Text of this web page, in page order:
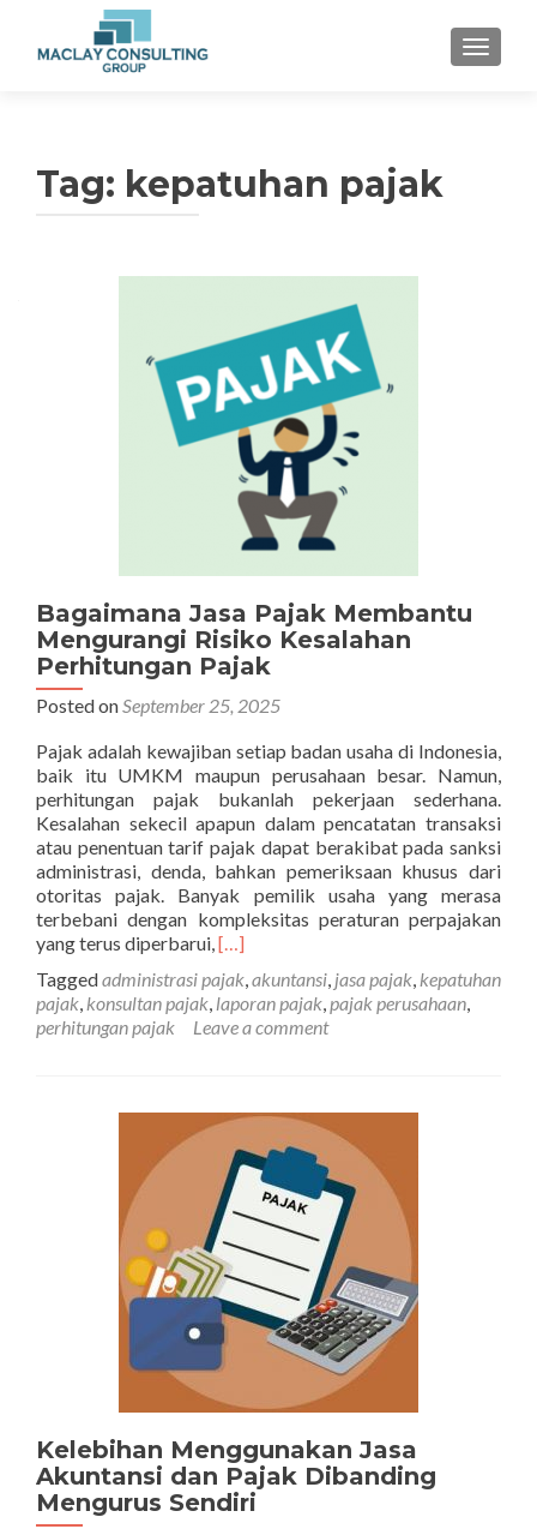
Tag: kepatuhan pajak
Bagaimana Jasa Pajak Membantu
Mengurangi Risiko Kesalahan
Perhitungan Pajak
Posted onSeptember 25, 2025
Pajak adalah kewajiban setiap badan usaha di Indonesia,
baik itu UMKM maupun perusahaan besar. Namun,
perhitungan pajak bukanlah pekerjaan sederhana.
Kesalahan sekecil apapun dalam pencatatan transaksi
atau penentuan tarif pajak dapat berakibat pada sanksi
administrasi, denda, bahkan pemeriksaan khusus dari
otoritas pajak. Banyak pemilik usaha yang merasa
terbebani dengan kompleksitas peraturan perpajakan
yang terus diperbarui,Read
about
Bagaimana
Jasa
Mengurangi
Kesalahan
Perhitungan
Pajak
[…]
Taggedadministrasi pajak,akuntansi, jasa pajak, kepatuhan
pajak, konsultan pajak, laporan pajak,pajak perusahaan,
perhitungan pajak
Leave a comment
Kelebihan Menggunakan Jasa
Akuntansi dan Pajak Dibanding
Mengurus Sendiri